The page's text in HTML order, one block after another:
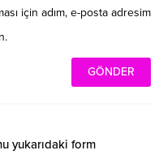
için adım, e-posta adresim
yukarıdaki form